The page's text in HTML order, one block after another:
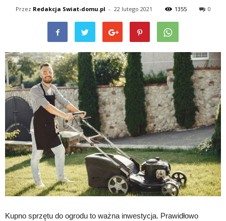
Przez Redakcja Swiat-domu.pl - 22 lutego 2021 1355 0
Kupno sprzętu do ogrodu to ważna inwestycja. Prawidłowo